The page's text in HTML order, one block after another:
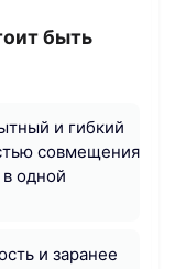
быть
и гибкий
совмещения
одной
и заранее